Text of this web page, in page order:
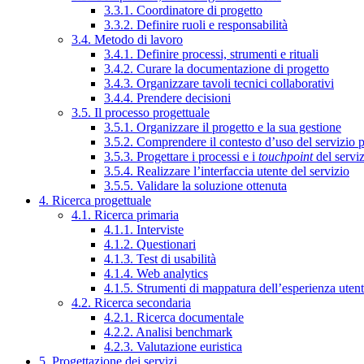
3.3.1. Coordinatore di progetto
3.3.2. Definire ruoli e responsabilità
3.4. Metodo di lavoro
3.4.1. Definire processi, strumenti e rituali
3.4.2. Curare la documentazione di progetto
3.4.3. Organizzare tavoli tecnici collaborativi
3.4.4. Prendere decisioni
3.5. Il processo progettuale
3.5.1. Organizzare il progetto e la sua gestione
3.5.2. Comprendere il contesto d’uso del servizio
3.5.3. Progettare i processi e i touchpointdel
3.5.4. Realizzare l’interfaccia utente del servizio
3.5.5. Validare la soluzione ottenuta
4. Ricerca progettuale
4.1. Ricerca primaria
4.1.1. Interviste
4.1.2. Questionari
4.1.3. Test di usabilità
4.1.4. Web analytics
4.1.5. Strumenti di mappatura dell’esperienza
4.2. Ricerca secondaria
4.2.1. Ricerca documentale
4.2.2. Analisi benchmark
4.2.3. Valutazione euristica
5. Progettazione dei servizi